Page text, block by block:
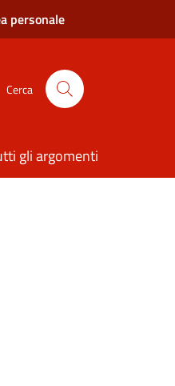
personale
Cerca
gli argomenti